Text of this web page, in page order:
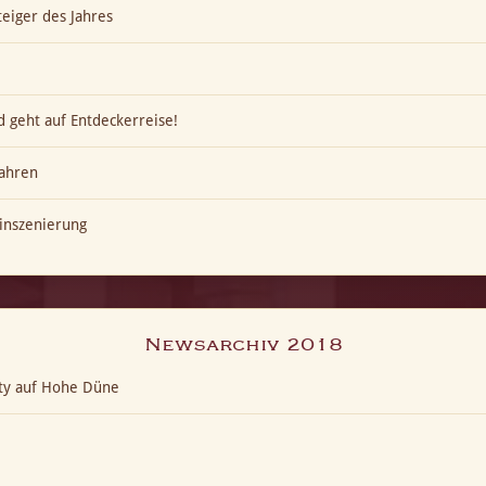
des Jahres
geht auf Entdeckerreise!
Newsarchiv 2018
auf Hohe Düne